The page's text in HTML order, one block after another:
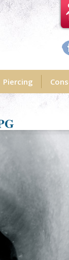
Piercing